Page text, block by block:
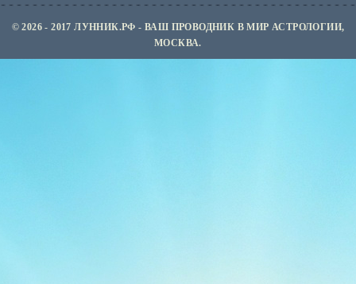
© 2026 - 2017 ЛУННИК.РФ - ВАШ ПРОВОДНИК В МИР АСТРОЛОГИИ,
МОСКВА.